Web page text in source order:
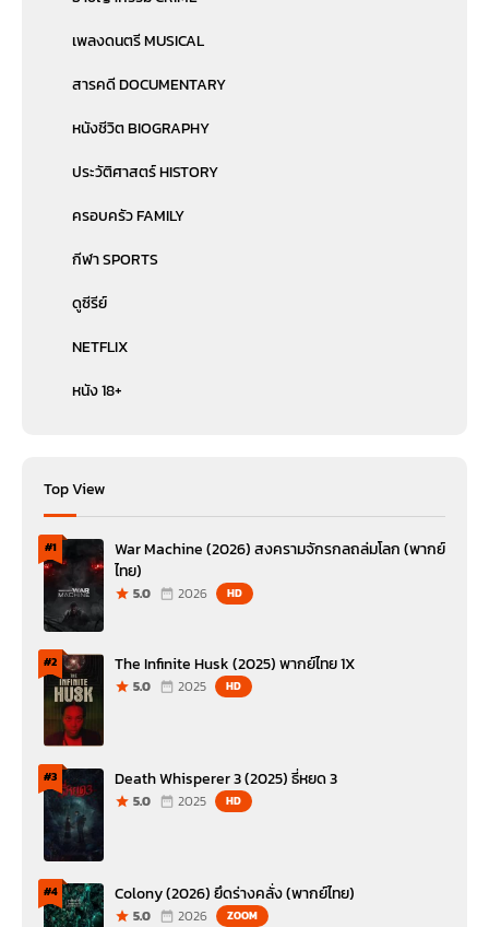
เพลงดนตรี MUSICAL
สารคดี DOCUMENTARY
หนังชีวิต BIOGRAPHY
ประวัติศาสตร์ HISTORY
ครอบครัว FAMILY
กีฬา SPORTS
ดูซีรีย์
NETFLIX
หนัง 18+
Top View
#1
War Machine (2026) สงครามจักรกลถล่มโลก (พากย์
ไทย)
5.0 2026 HD
#2 The Infinite Husk (2025) พากย์ไทย 1X
5.0 2025 HD
#3 Death Whisperer 3 (2025) ธี่หยด 3
5.0 2025 HD
#4 Colony (2026) ยึดร่างคลั่ง (พากย์ไทย)
5.0 2026 ZOOM